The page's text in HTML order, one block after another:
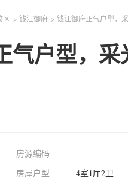
区 >钱江御府 >钱江御府正气户型，
气户型，
房源编码
房屋户型
4室1厅2卫